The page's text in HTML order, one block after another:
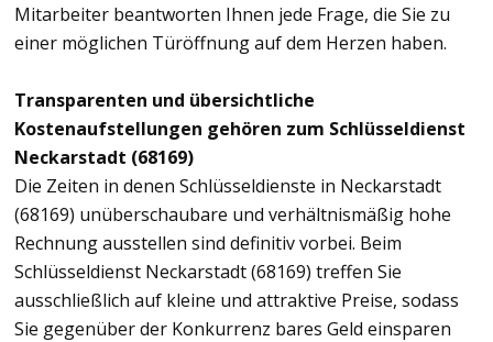
Mitarbeiter beantworten Ihnen jede Frage, die Sie zu
einer möglichen Türöffnung auf dem Herzen haben.
Transparenten und übersichtliche
Kostenaufstellungen gehören zum Schlüsseldienst
Neckarstadt (68169)
Die Zeiten in denen Schlüsseldienste in Neckarstadt
(68169) unüberschaubare und verhältnismäßig hohe
Rechnung ausstellen sind definitiv vorbei. Beim
Schlüsseldienst Neckarstadt (68169) treffen Sie
ausschließlich auf kleine und attraktive Preise, sodass
Sie gegenüber der Konkurrenz bares Geld einsparen